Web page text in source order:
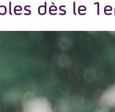
dès le